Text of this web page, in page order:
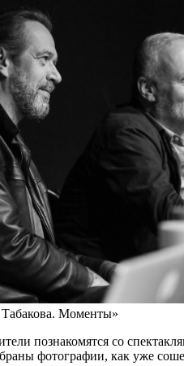
Моменты»
познакомятся со
фотографии, как уже